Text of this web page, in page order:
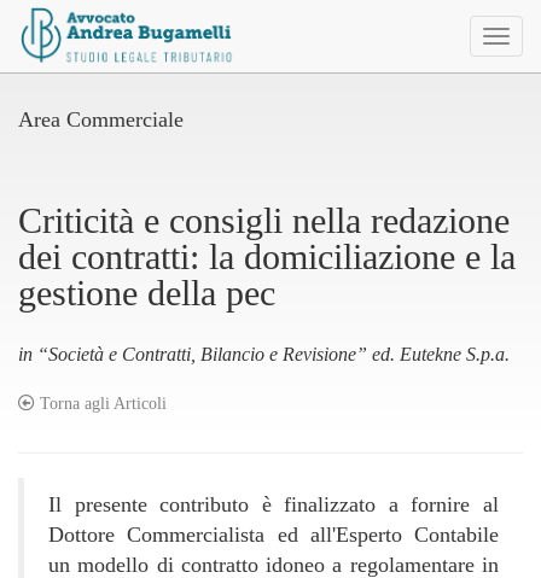
Toggle
Area Commerciale
Criticità e consigli nella redazione
dei contratti: la domiciliazione e la
gestione della pec
in “Società e Contratti, Bilancio e Revisione” ed. Eutekne S.p.a.
Torna agli Articoli
Il presente contributo è finalizzato a fornire al
Dottore Commercialista ed all'Esperto Contabile
un modello di contratto idoneo a regolamentare in